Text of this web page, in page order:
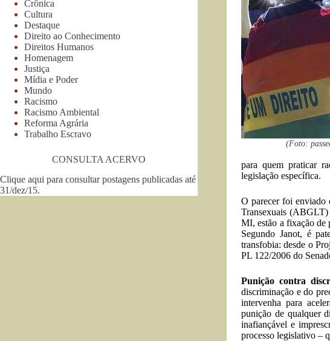
(Foto:
para quem praticar
legislação específica.
O parecer foi enviado
Transexuais (ABGLT)
MI, estão a fixação de
Segundo Janot, é
transfobia: desde o
PL 122/2006 do
Punição contra
discriminação e do
intervenha para
punição de qualquer
inafiançável e
processo legislativo –
Crônica
Cultura
Destaque
Direito ao Conhecimento
Direitos Humanos
Homenagem
Justiça
Mídia e Poder
Mundo
Racismo
Racismo Ambiental
Reforma Agrária
Trabalho Escravo
CONSULTA ACERVO
Clique aqui para consultar postagens publicadas até
31/dez/15.